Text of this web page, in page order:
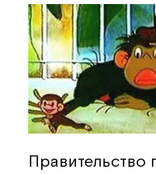
Правительство